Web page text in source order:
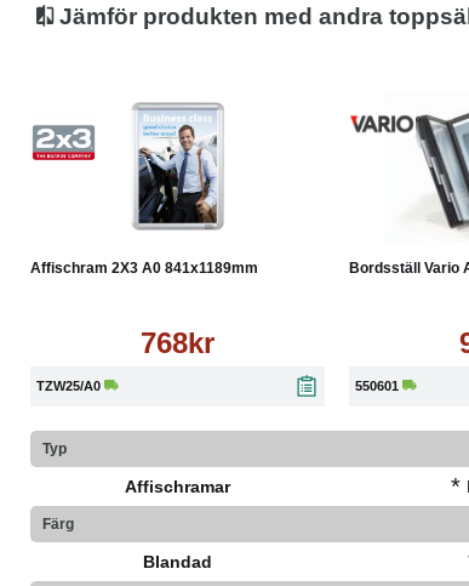
Jämför produkten med andra
Affischram 2X3 A0 841x1189mm
768kr
TZW25/A0
Bordsställ Vario
550601
Köp
Typ
Affischramar *
Färg
Blandad